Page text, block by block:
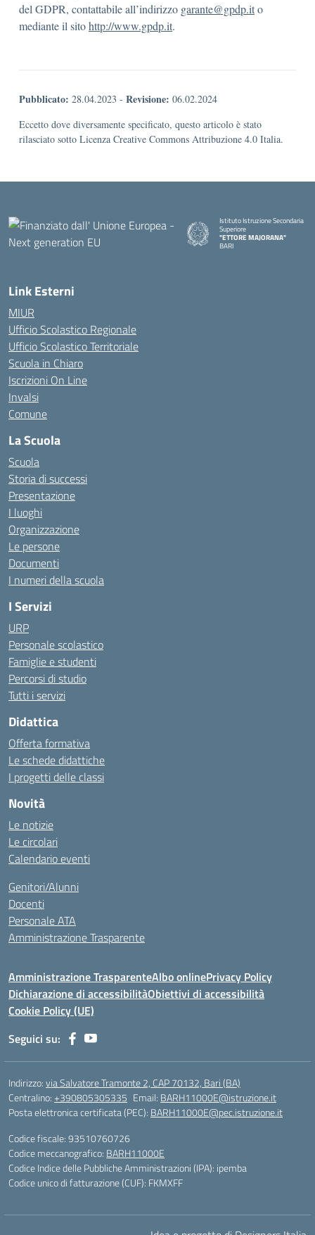
del GDPR, contattabile all’indirizzo garante@gpdp.ito
mediante il sitohttp://www.gpdp.it.
Pubblicato: 28.04.2023 - Revisione: 06.02.2024
Eccetto dove diversamente specificato, questo articolo è stato
rilasciato sotto Licenza Creative Commons Attribuzione 4.0 Italia.
Istituto Istruzione Secondaria
Superiore
"ETTORE MAJORANA"
BARI
Link Esterni
MIUR
Ufficio Scolastico Regionale
Ufficio Scolastico Territoriale
Scuola in Chiaro
Iscrizioni On Line
Invalsi
Comune
La Scuola
Scuola
Storia di successi
Presentazione
I luoghi
Organizzazione
Le persone
Documenti
I numeri della scuola
I Servizi
URP
Personale scolastico
Famiglie e studenti
Percorsi di studio
Tutti i servizi
Didattica
Offerta formativa
Le schede didattiche
I progetti delle classi
Novità
Le notizie
Le circolari
Calendario eventi
Genitori/Alunni
Docenti
Personale ATA
Amministrazione Trasparente
Amministrazione TrasparenteAlbo onlinePrivacy Policy
Dichiarazione di accessibilitàObiettivi di accessibilità
Cookie Policy (UE)
Seguici su:
Indirizzo:via Salvatore Tramonte 2, CAP 70132, Bari (BA)
Centralino:+390805305335 Email: BARH11000E@istruzione.it
Posta elettronica certificata (PEC): BARH11000E@pec.istruzione.it
Codice fiscale: 93510760726
Codice meccanografico: BARH11000E
Codice Indice delle Pubbliche Amministrazioni (IPA): ipemba
Codice unico di fatturazione (CUF): FKMXFF